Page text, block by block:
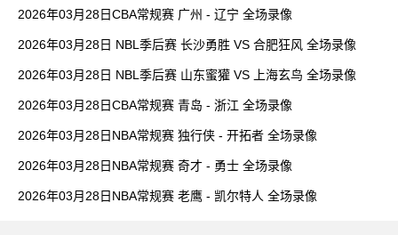
2026年03月28日CBA常规赛 广州 - 辽宁 全场录像
2026年03月28日 NBL季后赛 长沙勇胜 VS 合肥狂风 全场录像
2026年03月28日 NBL季后赛 山东蜜獾 VS 上海玄鸟 全场录像
2026年03月28日CBA常规赛 青岛 - 浙江 全场录像
2026年03月28日NBA常规赛 独行侠 - 开拓者 全场录像
2026年03月28日NBA常规赛 奇才 - 勇士 全场录像
2026年03月28日NBA常规赛 老鹰 - 凯尔特人 全场录像